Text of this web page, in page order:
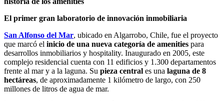
El primer gran laboratorio de innovación inmobiliaria
San Alfonso del Mar, ubicado en Algarrobo, Chile, fue el proyecto
que marcó el inicio de una nueva categoría de amenities para
desarrollos inmobiliarios y hospitality. Inaugurado en 2005, este
complejo residencial cuenta con 11 edificios y 1.300 departamentos
frente al mar y a la laguna. Su pieza central es una laguna de 8
hectáreas, de aproximadamente 1 kilómetro de largo, con 250
millones de litros de agua de mar.